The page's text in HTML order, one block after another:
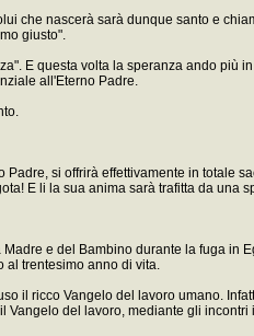
che nascerà sarà dunque santo e
giusto".
E questa volta la speranza ando più
all'Eterno Padre.
si offrirà effettivamente in totale
E li la sua anima sarà trafitta da una
e del Bambino durante la fuga in
al trentesimo anno di vita.
il ricco Vangelo del lavoro umano.
del lavoro, mediante gli